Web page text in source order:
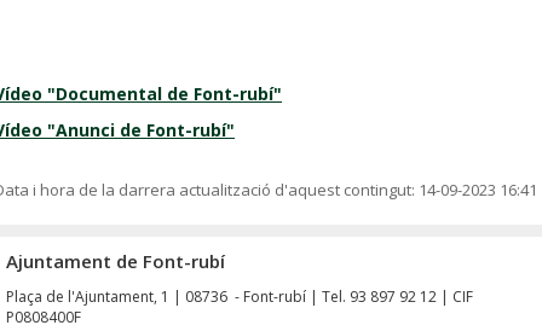
"Documental de Font-rubí"
"Anunci de Font-rubí"
i hora de la darrera actualització d'aquest contingut: 14-09-2023 16:41
Ajuntament de Font-rubí
Plaça de l'Ajuntament, 1 | 08736 - Font-rubí | Tel. 93 897 92 12 | CIF
P0808400F